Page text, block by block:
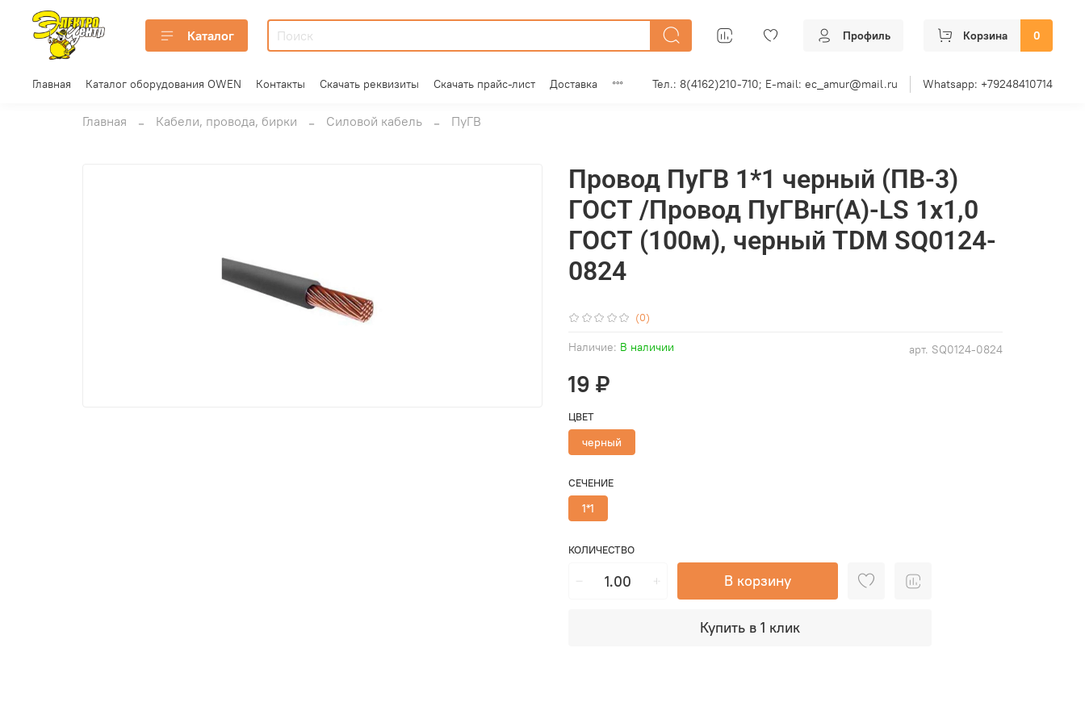
Каталог Профиль Корзина 0
Главная Каталог оборудования OWEN Контакты Скачать реквизиты Скачать прайс-лист Доставка Тел.: 8(4162)210-710; E-mail: ec_amur@mail.ru Whatsapp: +79248410714
Главная Кабели, провода, бирки Силовой кабель ПуГВ
(0)
арт. SQ0124-0824
Наличие: В наличии
Провод ПуГВ 1*1 черный (ПВ-3)
ГОСТ /Провод ПуГВнг(А)-LS 1х1,0
ГОСТ (100м), черный TDM SQ0124-
0824
19 ₽
КОЛИЧЕСТВО
В корзину
Купить в 1 клик
ЦВЕТ
черный
СЕЧЕНИЕ
1*1